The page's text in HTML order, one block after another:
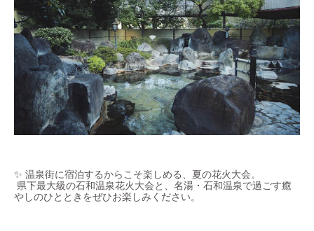
✨ 温泉街に宿泊するからこそ楽しめる、夏の花火大会。
県下最大級の石和温泉花火大会と、名湯・石和温泉で過ごす癒
やしのひとときをぜひお楽しみください。